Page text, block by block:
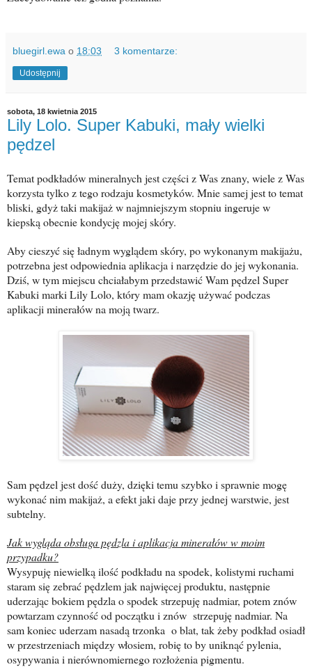
bluegirl.ewa o 18:03 3 komentarze:
Udostępnij
sobota, 18 kwietnia 2015
Lily Lolo. Super Kabuki, mały wielki
pędzel
Temat podkładów mineralnych jest części z Was znany, wiele z Was
korzysta tylko z tego rodzaju kosmetyków. Mnie samej jest to temat
bliski, gdyż taki makijaż w najmniejszym stopniu ingeruje w
kiepską obecnie kondycję mojej skóry.
Aby cieszyć się ładnym wyglądem skóry, po wykonanym makijażu,
potrzebna jest odpowiednia aplikacja i narzędzie do jej wykonania.
Dziś, w tym miejscu chciałabym przedstawić Wam pędzel Super
Kabuki marki Lily Lolo, który mam okazję używać podczas
aplikacji minerałów na moją twarz.
Sam pędzel jest dość duży, dzięki temu szybko i sprawnie mogę
wykonać nim makijaż, a efekt jaki daje przy jednej warstwie, jest
subtelny.
Jak wygląda obsługa pędzla i aplikacja minerałów w moim
przypadku?
Wysypuję niewielką ilość podkładu na spodek, kolistymi ruchami
staram się zebrać pędzlem jak najwięcej produktu, następnie
uderzając bokiem pędzla o spodek strzepuję nadmiar, potem znów
powtarzam czynność od początku i znów strzepuję nadmiar. Na
sam koniec uderzam nasadą trzonka o blat, tak żeby podkład osiadł
w przestrzeniach między włosiem, robię to by uniknąć pylenia,
osypywania i nierównomiernego rozłożenia pigmentu.